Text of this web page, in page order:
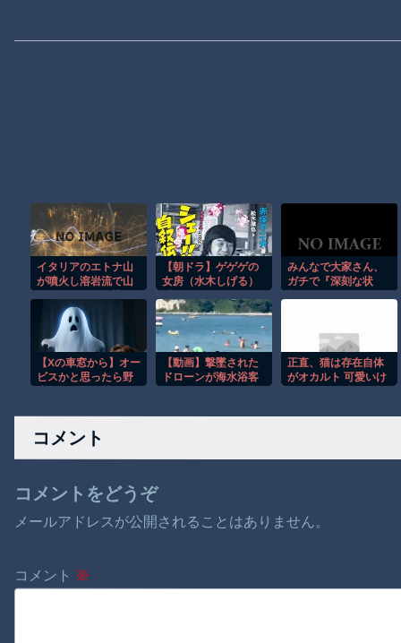
イタリアのエトナ山
が噴火し溶岩流で山
る！！
【朝ドラ】ゲゲゲの
女房（水木しげる）
ラマ作れるって言う
と誰だろうね
みんなで大家さん、
ガチで『深刻な状
【Xの車窓から】オー
ビスかと思ったら野
【動画】撃墜された
ドローンが海水浴客
正直、猫は存在自体
がオカルト 可愛いけ
らは人間に呪いをか
コメント
コメントをどうぞ
メールアドレスが公開されることはありません。
コメント ※